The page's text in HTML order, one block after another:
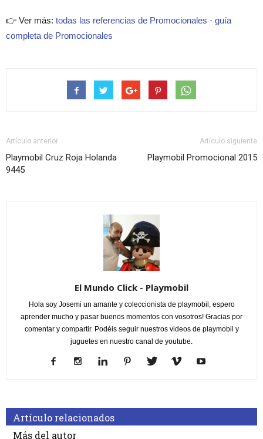
👉 Ver más: todas las referencias de Promocionales · guía
completa de Promocionales
Artículo anterior
Playmobil Cruz Roja Holanda
9445
Artículo siguiente
Playmobil Promocional 2015
El Mundo Click - Playmobil
Hola soy Josemi un amante y coleccionista de playmobil, espero
aprender mucho y pasar buenos momentos con vosotros! Gracias por
comentar y compartir. Podéis seguir nuestros videos de playmobil y
juguetes en nuestro canal de youtube.
Artículo relacionados
Más del autor